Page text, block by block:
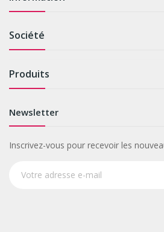
Société
Produits
Newsletter
Inscrivez-vous pour recevoir les